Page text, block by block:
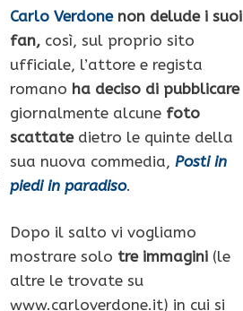
Carlo Verdonenon delude i suoi
fan, così, sul proprio sito
ufficiale, l’attore e regista
romano ha deciso di pubblicare
giornalmente alcune foto
scattatedietro le quinte della
sua nuova commedia, Posti in
piedi in paradiso.
Dopo il salto vi vogliamo
mostrare solo tre immagini (le
altre le trovate su
www.carloverdone.it) in cui si